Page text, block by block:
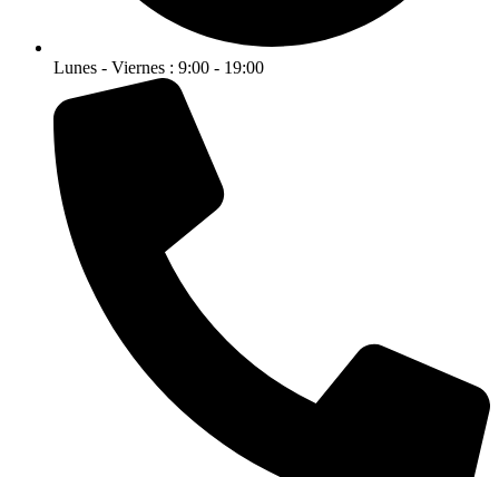
Lunes - Viernes : 9:00 - 19:00